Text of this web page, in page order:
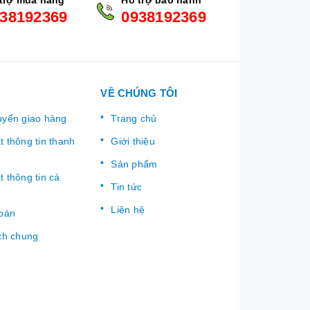
0938192369
giao hàng
thông tin thanh
thông tin cá
chung
VỀ CHÚNG TÔI
Trang chủ
Giới thiệu
Sản phẩm
Tin tức
Liên hệ